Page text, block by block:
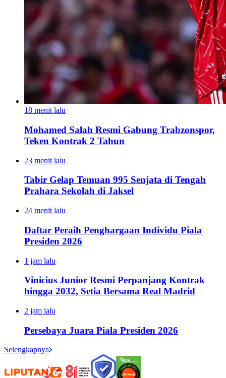
18 menit lalu
Mohamed Salah Resmi Gabung Trabzonspor,
Teken Kontrak 2 Tahun
23 menit lalu
Tabir Gelap Temuan 995 Senjata di Tengah
Prahara Sekolah di Jaksel
24 menit lalu
Daftar Peraih Penghargaan Individu Piala
Presiden 2026
1 jam lalu
Vinicius Junior Resmi Perpanjang Kontrak
hingga 2032, Setia Bersama Real Madrid
2 jam lalu
Persebaya Juara Piala Presiden 2026
Selengkapnya